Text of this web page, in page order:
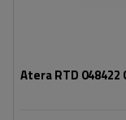
Atera RTD